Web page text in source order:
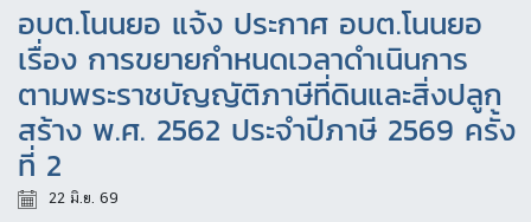
อบต.โนนยอ แจ้ง ประกาศ อบต.โนนยอ
เรื่อง การขยายกำหนดเวลาดำเนินการ
ตามพระราชบัญญัติภาษีที่ดินและสิ่งปลูก
สร้าง พ.ศ. 2562 ประจำปีภาษี 2569 ครั้ง
ที่ 2
22 มิ.ย. 69